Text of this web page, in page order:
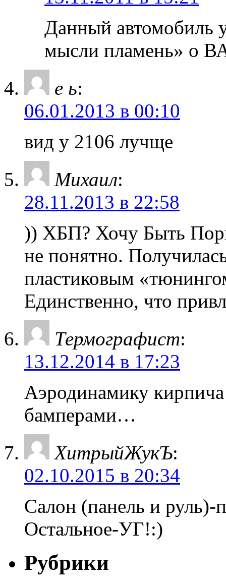
Данный автомобиль
мысли пламень» о
е ь:
06.01.2013 в 00:10
вид у 2106 лучще
Михаил:
28.11.2013 в 22:58
)) ХБП? Хочу Быть
не понятно.
пластиковым
Единственно, что
Термографист:
13.12.2014 в 17:23
Аэродинамику
бамперами…
ХитрыйЖукЪ:
02.10.2015 в 20:34
Салон (панель и руль)-
Остальное-УГ!:)
Рубрики